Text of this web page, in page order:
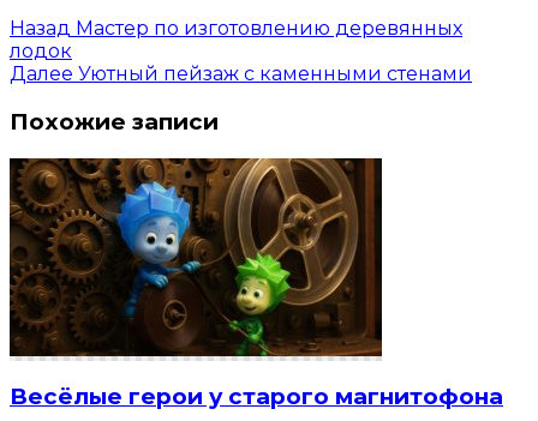
Назад Мастер по изготовлению деревянных
лодок
Далее Уютный пейзаж с каменными стенами
Похожие записи
Весёлые герои у старого магнитофона